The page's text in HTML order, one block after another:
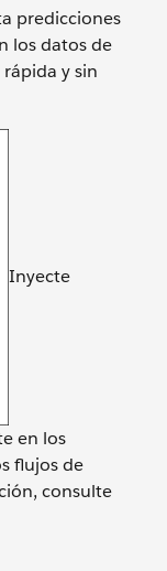
predicciones
los datos de
y sin
Inyecte
en los
flujos de
consulte